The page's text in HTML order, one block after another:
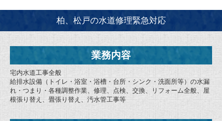
柏、松戸の水道修理緊急対応
業務内容
宅内水道工事全般
給排水設備（トイレ・浴室・浴槽・台所・シンク・洗面所等）の水漏
れ・つまり・各種調整作業、修理、点検、交換、リフォーム全般、屋
根張り替え、畳張り替え、汚水管工事等